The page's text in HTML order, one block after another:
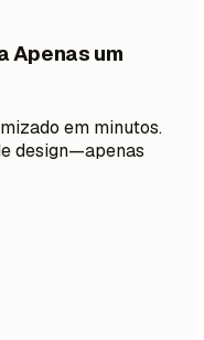
Apenas um
em minutos.
design—apenas